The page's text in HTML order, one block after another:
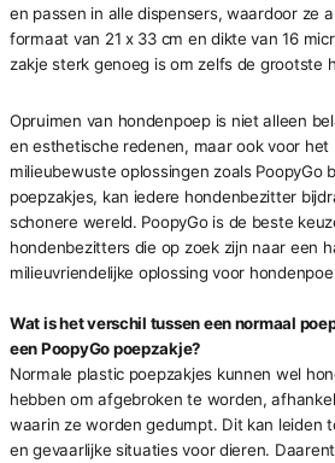
en passen in alle dispensers, waardoor ze
formaat van 21 x 33 cm en dikte van 16
zakje sterk genoeg is om zelfs de grootste
Opruimen van hondenpoep is niet alleen
en esthetische redenen, maar ook voor
milieubewuste oplossingen zoals PoopyGo
poepzakjes, kan iedere hondenbezitter
schonere wereld. PoopyGo is de beste
hondenbezitters die op zoek zijn naar een
milieuvriendelijke oplossing voor
Wat is het verschil tussen een normaal
een PoopyGo poepzakje?
Normale plastic poepzakjes kunnen wel
hebben om afgebroken te worden,
waarin ze worden gedumpt. Dit kan leiden
en gevaarlijke situaties voor dieren.